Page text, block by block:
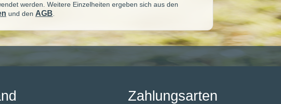
werden. Weitere Einzelheiten ergeben sich aus den
und den AGB
Zahlungsarten